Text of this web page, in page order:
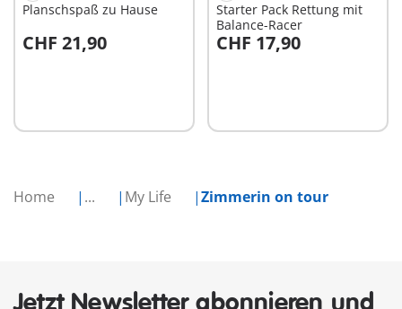
Home ... My Life Zimmerin on tour
Planschspaß zu Hause
CHF 21,90
In den Warenkorb
Starter Pack Rettung mit
Balance-Racer
CHF 17,90
In den Warenkorb